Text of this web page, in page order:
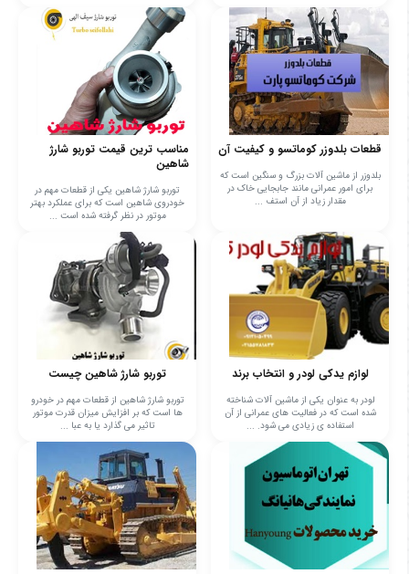
قطعات بلدوزر کوماتسو و کیفیت آن
بلدوزر از ماشین آلات بزرگ و سنگین است که
برای امور عمرانی مانند جابجایی خاک در
مقدار زیاد از آن استف ...
مناسب ترین قیمت توربو شارژ
شاهین
توربو شارژ شاهین یکی از قطعات مهم در
خودروی شاهین است که برای عملکرد بهتر
موتور در نظر گرفته شده است ...
لوازم یدکی لودر و انتخاب برند
لودر به عنوان یکی از ماشین آلات شناخته
شده است که در فعالیت های عمرانی از آن
استفاده ی زیادی می شود. ...
توربو شارژ شاهین چیست
توربو شارژ شاهین از قطعات مهم در خودرو
ها است که بر افزایش میزان قدرت موتور
تاثیر می گذارد یا به عبا ...